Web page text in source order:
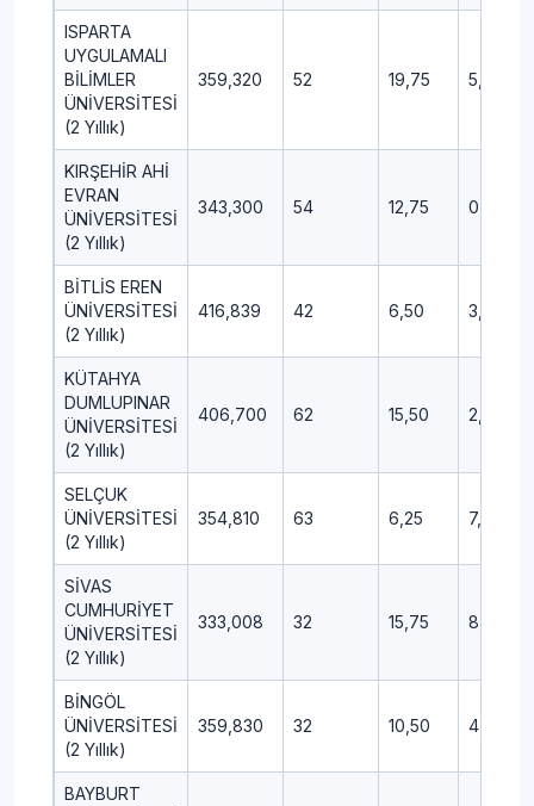
ISPARTA
UYGULAMALI
BİLİMLER
ÜNİVERSİTESİ
(2 Yıllık)
359,320 52 19,75 5,00
KIRŞEHİR AHİ
EVRAN
ÜNİVERSİTESİ
(2 Yıllık)
343,300 54 12,75 0,75
BİTLİS EREN
ÜNİVERSİTESİ
(2 Yıllık)
416,839 42 6,50 3,75
KÜTAHYA
DUMLUPINAR
ÜNİVERSİTESİ
(2 Yıllık)
406,700 62 15,50 2,50
SELÇUK
ÜNİVERSİTESİ
(2 Yıllık)
354,810 63 6,25 7,75
SİVAS
CUMHURİYET
ÜNİVERSİTESİ
(2 Yıllık)
333,008 32 15,75 8,00
BİNGÖL
ÜNİVERSİTESİ
(2 Yıllık)
359,830 32 10,50 4,50
BAYBURT